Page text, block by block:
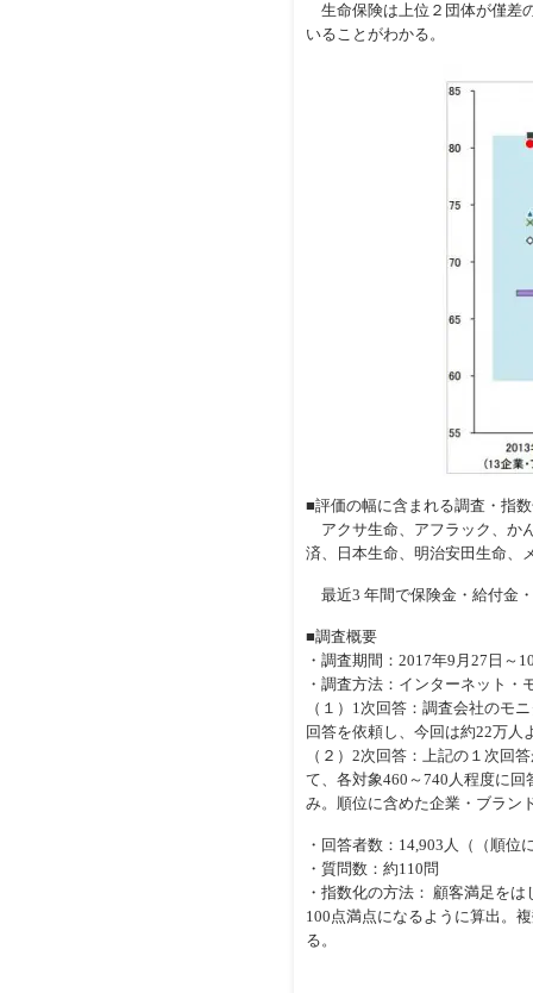
生命保険は上位２団体が僅差
いることがわかる。
■評価の幅に含まれる調査・指
アクサ生命、アフラック、か
済、日本生命、明治安田生命、
最近3 年間で保険金・給付金
■調査概要
・調査期間：2017年9月27日～
・調査方法：インターネット
（１）1次回答：調査会社のモ
回答を依頼し、今回は約22万人
（２）2次回答：上記の１次回
て、各対象460～740人程度に
み。順位に含めた企業・ブラン
・回答者数：14,903人（（順位
・質問数：約110問
・指数化の方法： 顧客満足を
100点満点になるように算出。
る。